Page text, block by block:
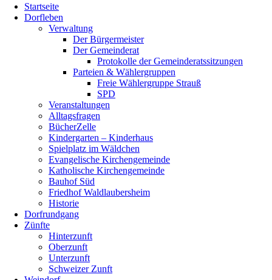
oben
scrollen
Startseite
Dorfleben
Verwaltung
Der Bürgermeister
Der Gemeinderat
Protokolle der Gemeinderatssitzungen
Parteien & Wählergruppen
Freie Wählergruppe Strauß
SPD
Veranstaltungen
Alltagsfragen
BücherZelle
Kindergarten – Kinderhaus
Spielplatz im Wäldchen
Evangelische Kirchengemeinde
Katholische Kirchengemeinde
Bauhof Süd
Friedhof Waldlaubersheim
Historie
Dorfrundgang
Zünfte
Hinterzunft
Oberzunft
Unterzunft
Schweizer Zunft